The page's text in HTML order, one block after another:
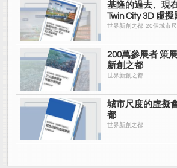
基隆的過去、現
Twin City 3D 虛擬園區｜世界新創
之都
世界新創之都 20個城市
200萬參展者 策
新創之都
世界新創之都
城市尺度的虛擬
都
世界新創之都